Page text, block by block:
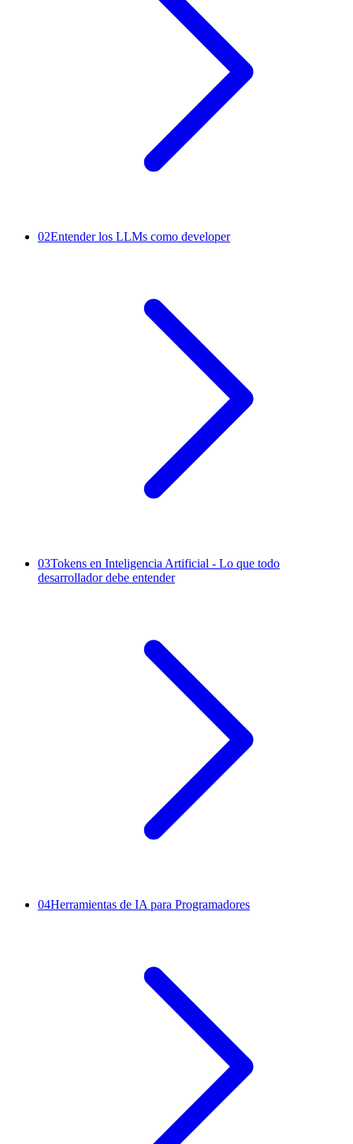
02Entender los LLMs como developer
03Tokens en Inteligencia Artificial - Lo que todo
desarrollador debe entender
04Herramientas de IA para Programadores